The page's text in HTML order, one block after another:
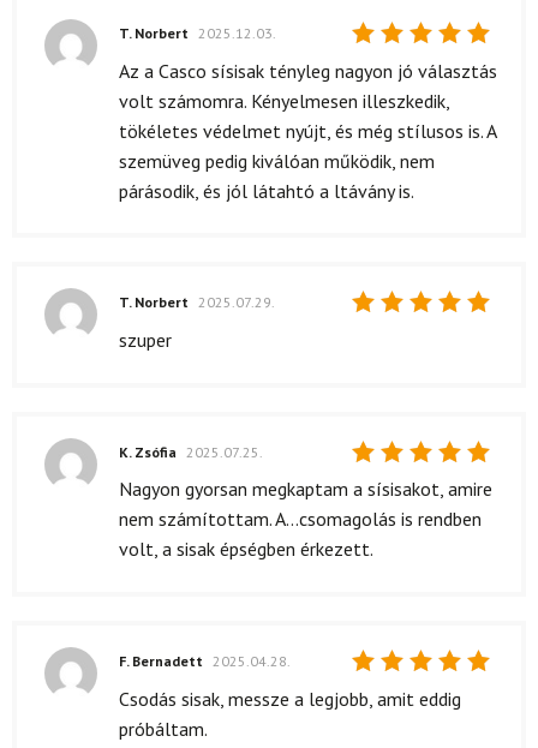
Értékelés:
5/ 5
T. Norbert 2025.12.03.
Az a Casco sísisak tényleg nagyon jó választás
volt számomra. Kényelmesen illeszkedik,
tökéletes védelmet nyújt, és még stílusos is. A
szemüveg pedig kiválóan működik, nem
párásodik, és jól látahtó a ltávány is.
T. Norbert 2025.07.29.
szuper
Értékelés:
K. Zsófia 2025.07.25.
Nagyon gyorsan megkaptam a sísisakot, amire
nem számítottam. A...csomagolás is rendben
volt, a sisak épségben érkezett.
Értékelés:
/ 5
F. Bernadett 2025.04.28.
Csodás sisak, messze a legjobb, amit eddig
próbáltam.